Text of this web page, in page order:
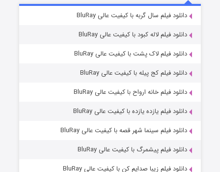
قسمت۷ (زیرنویس) منتشر شد دانلود فیلم سال گربه با کیفیت عالی BluRay
دانلود فیلم لاله کبود با کیفیت عالی BluRay
دانلود فیلم لاک پشت با کیفیت عالی BluRay
دانلود فیلم کج‌ پیله با کیفیت عالی BluRay
دانلود فیلم خانه ارواح با کیفیت عالی BluRay
دانلود فیلم یازده یازده با کیفیت عالی BluRay
دانلود فیلم سینما شهر قصه با کیفیت عالی BluRay
دانلود فیلم پیشمرگ با کیفیت عالی BluRay
دانلود فیلم زیبا صدایم کن با کیفیت عالی BluRay